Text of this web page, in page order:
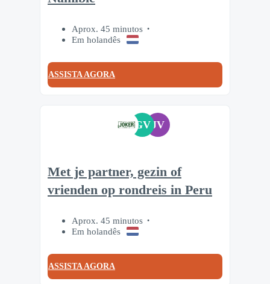
Aprox. 45 minutos
Em holandês
ASSISTA AGORA
GV JV
Met je partner, gezin of
vrienden op rondreis in Peru
Aprox. 45 minutos
Em holandês
ASSISTA AGORA